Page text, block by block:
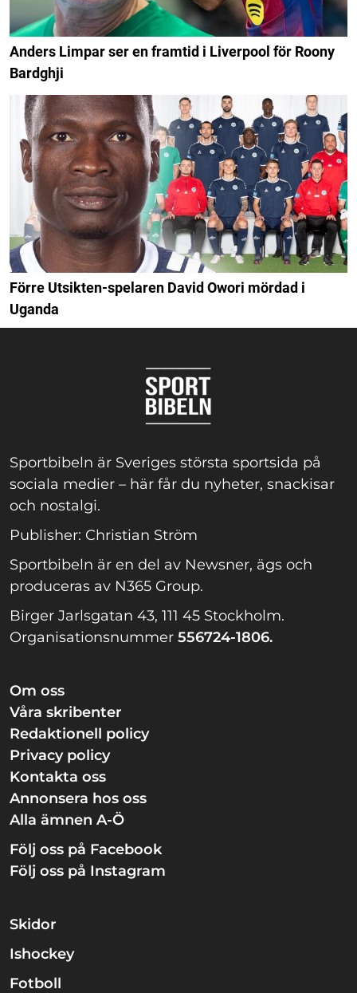
Anders Limpar ser en framtid i Liverpool för Roony
Bardghji
Förre Utsikten-spelaren David Owori mördad i
Uganda
Sportbibeln är Sveriges största sportsida på
sociala medier – här får du nyheter, snackisar
och nostalgi.
Publisher: Christian Ström
Sportbibeln är en del av Newsner, ägs och
produceras av N365 Group.
Birger Jarlsgatan 43, 111 45 Stockholm.
Organisationsnummer 556724-1806.
Om oss
Våra skribenter
Redaktionell policy
Privacy policy
Kontakta oss
Annonsera hos oss
Alla ämnen A-Ö
Följ oss på Facebook
Följ oss på Instagram
Skidor
Ishockey
Fotboll